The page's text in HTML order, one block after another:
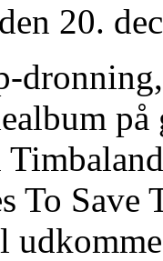
20.
To